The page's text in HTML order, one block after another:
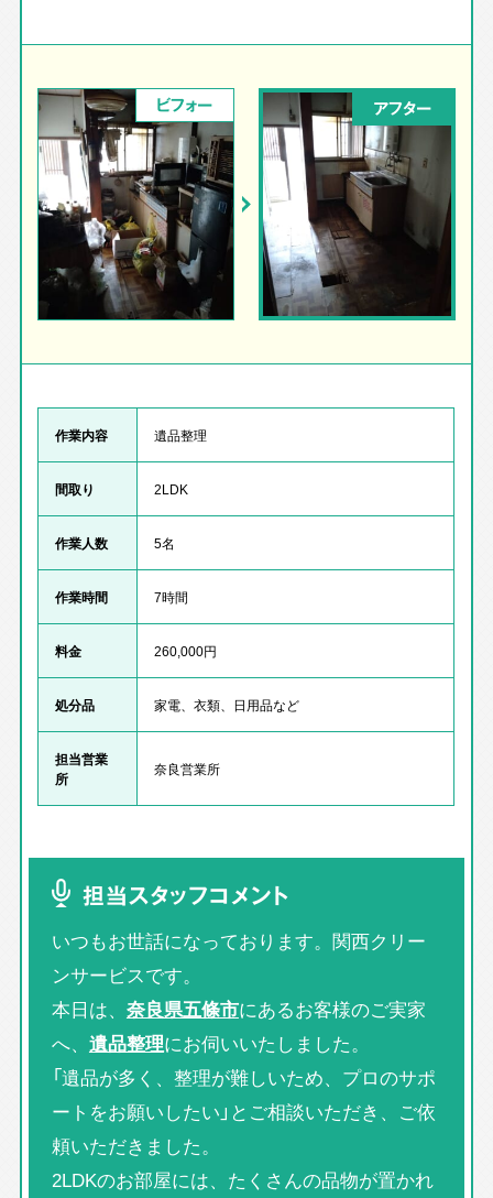
ビフォー アフター
作業内容 遺品整理
間取り 2LDK
作業人数 5名
作業時間 7時間
料金 260,000円
処分品 家電、衣類、日用品など
担当営業
所
奈良営業所
担当スタッフコメント
いつもお世話になっております。関西クリー
ンサービスです。
本日は、 奈良県五條市にあるお客様のご実家
へ、 遺品整理にお伺いいたしました。
「遺品が多く、整理が難しいため、プロのサポ
ートをお願いしたい」とご相談いただき、ご依
頼いただきました。
2LDKのお部屋には、たくさんの品物が置かれ